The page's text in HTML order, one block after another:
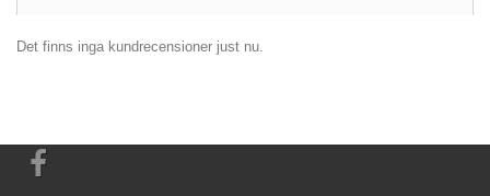
Det finns inga kundrecensioner just nu.